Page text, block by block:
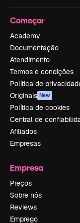
Começar
Academy
Documentação
Atendimento
Termos e condições
Política de
Originais New
Política de cookies
Central de
Afiliados
Empresas
Empresa
Preços
Sobre nós
Reviews
Emprego